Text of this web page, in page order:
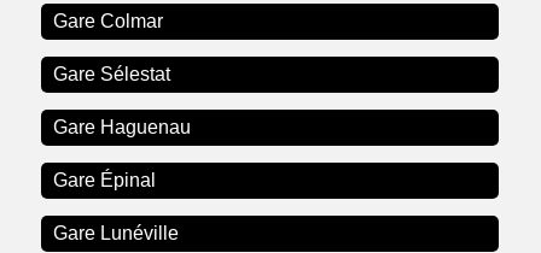
Gare Colmar
Gare Sélestat
Gare Haguenau
Gare Épinal
Gare Lunéville